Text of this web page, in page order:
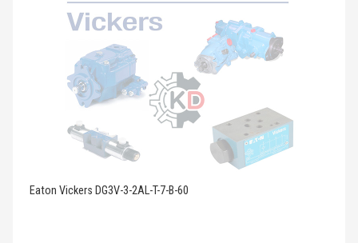
Eaton Vickers DG3V-3-2AL-T-7-B-60